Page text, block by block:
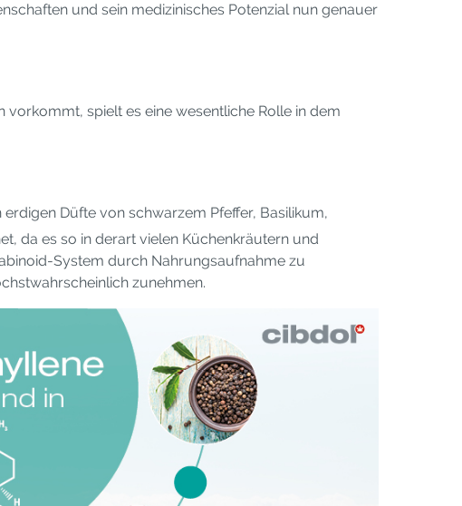
und sein medizinisches Potenzial nun genauer
spielt es eine wesentliche Rolle in dem
Düfte von schwarzem Pfeffer, Basilikum,
da es so in derart vielen Küchenkräutern und
System durch Nahrungsaufnahme zu
zunehmen.